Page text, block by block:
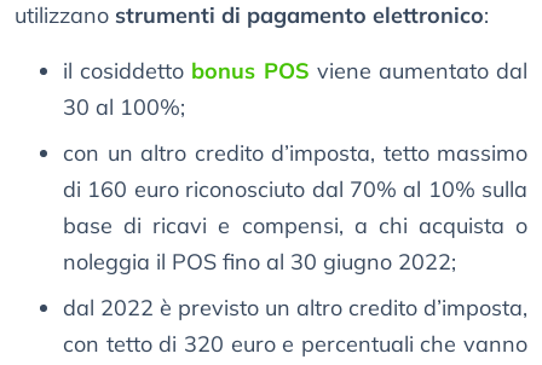
utilizzano strumenti di pagamento elettronico:
il cosiddetto bonus POS viene aumentato dal
30 al 100%;
con un altro credito d’imposta, tetto massimo
di 160 euro riconosciuto dal 70% al 10% sulla
base di ricavi e compensi, a chi acquista o
noleggia il POS fino al 30 giugno 2022;
dal 2022 è previsto un altro credito d’imposta,
con tetto di 320 euro e percentuali che vanno